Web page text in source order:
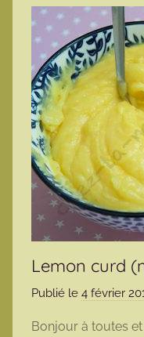
Lemon curd
Publié le 4 février
Bonjour à toutes et